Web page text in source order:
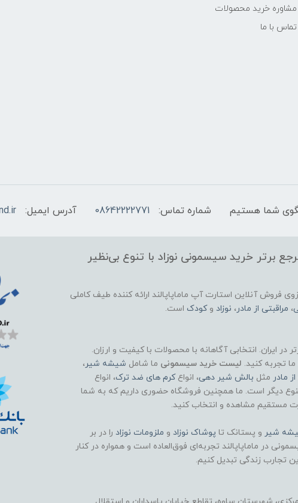
مشاوره خرید محصولات
تماس با ما
شماره تماس: 08642222771 آدرس ایمیل:
برتر خرید سیسمونی نوزاد با تنوع بی‌نظیر
فروش آنلاین استارت آپ ماماپاپالند ارائه کننده طیف کاملی
، مراقبتی از مادر، نوزاد وکودک است.
در ایران. انتخابی آگاهانه با محصولات با کیفیت و ارزان.
تجربه کنید. لیست خرید سیسمونی ما شامل شیشه شیر،
مادر مثل بالش شیر دهی، انواعکرم های ضد ترک، انواع
دیگر است. ما همچنین فروشگاه حضوری داریم که به شما
مستقیم مشاهده و انتخاب کنید.
شیر و پستانک تا پوشاک نوزاد و ملزومات نوزاد را در بر
در ماماپاپالند تجربه‌ای فوق‌العاده است و همواره در کنار
تجارب زندگی تبدیل کنیم.